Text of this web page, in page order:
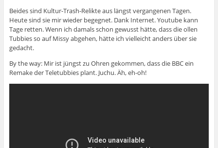
Beides sind Kultur-Trash-Relikte aus längst vergangenen Tagen.
Heute sind sie mir wieder begegnet. Dank Internet. Youtube kann
Tage retten. Wenn ich damals schon gewusst hätte, dass die ollen
Tubbies so auf Missy abgehen, hätte ich vielleicht anders über sie
gedacht.
By the way: Mir ist jüngst zu Ohren gekommen, dass die BBC ein
Remake der Teletubbies plant. Juchu. Äh, eh-oh!